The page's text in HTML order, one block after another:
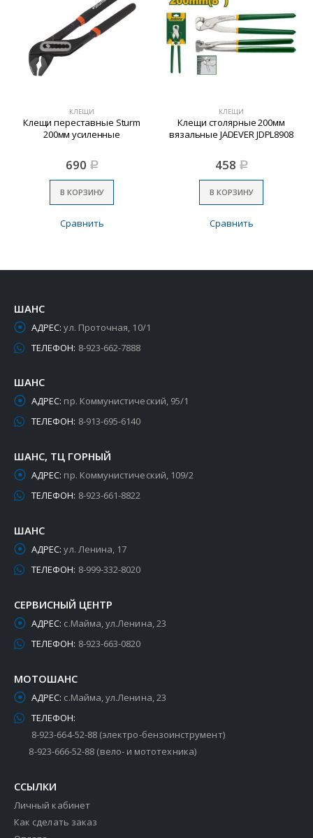
КЛЕЩИ
Клещи переставные Sturm
200мм усиленные
690 Р
В КОРЗИНУ
Сравнить
КЛЕЩИ
Клещи столярные 200мм
вязальные JADEVER JDPL8908
458 Р
В КОРЗИНУ
Сравнить
ШАНС
АДРЕС: ул. Проточная, 10/1
ТЕЛЕФОН: 8-923-662-7888
ШАНС
АДРЕС: пр. Коммунистический, 95/1
ТЕЛЕФОН: 8-913-695-6140
ШАНС, ТЦ ГОРНЫЙ
АДРЕС: пр. Коммунистический, 109/2
ТЕЛЕФОН: 8-923-661-8822
ШАНС
АДРЕС: ул. Ленина, 17
ТЕЛЕФОН: 8-999-332-8020
СЕРВИСНЫЙ ЦЕНТР
АДРЕС: с.Майма, ул.Ленина, 23
ТЕЛЕФОН: 8-923-663-0820
МОТОШАНС
АДРЕС: с.Майма, ул.Ленина, 23
ТЕЛЕФОН:
8-923-664-52-88 (электро-бензоинструмент)
8-923-666-52-88 (вело- и мототехника)
ССЫЛКИ
Личный кабинет
Как сделать заказ